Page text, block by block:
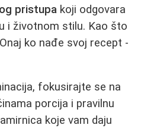
pristupa koji odgovara
i životnom stilu. Kao što
ko nađe svoj recept -
fokusirajte se na
porcija i pravilnu
koje vam daju